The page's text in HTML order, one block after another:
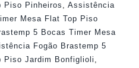
Piso Pinheiros , Assistência
Mesa Flat Top Piso
5 Bocas Timer Mesa
Fogão Brastemp 5
Piso Jardim Bonfiglioli ,